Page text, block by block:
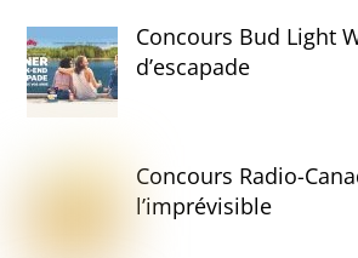
Concours Bud Light
d’escapade
Concours Radio-
l’imprévisible